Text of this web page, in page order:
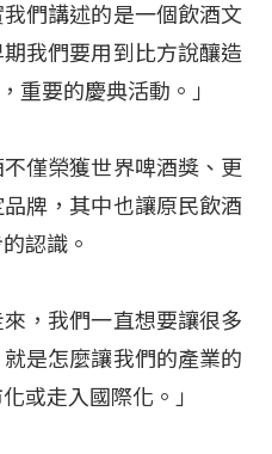
們講述的是一個飲酒文
我們要用到比方說釀造
重要的慶典活動。」
僅榮獲世界啤酒獎、更
牌，其中也讓原民飲酒
認識。
，我們一直想要讓很多
是怎麼讓我們的產業的
或走入國際化。」